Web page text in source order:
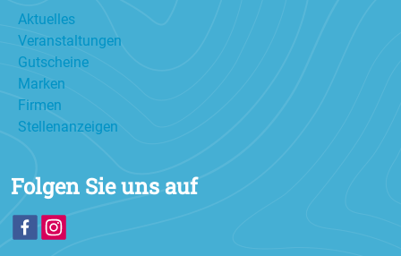
Aktuelles
Veranstaltungen
Gutscheine
Marken
Firmen
Stellenanzeigen
Folgen Sie uns auf